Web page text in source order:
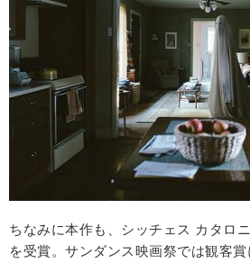
ちなみに本作も、シッチェス カタロ
を受賞。サンダンス映画祭では観客賞